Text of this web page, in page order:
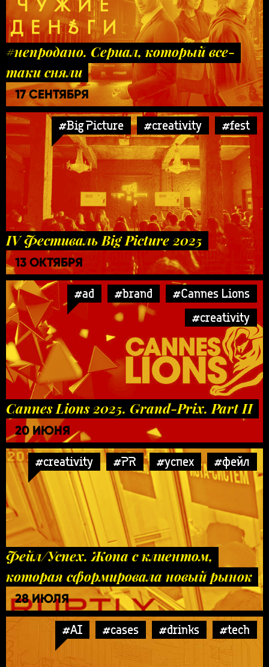
#непродано. Сериал, который все-
таки сняли
17 СЕНТЯБРЯ
#Big Picture #creativity #fest
IV Фестиваль Big Picture 2025
13 ОКТЯБРЯ
#ad #brand
#Cannes Lions
#creativity
Cannes Lions 2025. Grand-Prix. Part II
20 ИЮНЯ
#creativity #PR #успех #фейл
Фейл/Успех. Жопа с клиентом,
которая сформировала новый рынок
28 ИЮЛЯ
#AI #cases #drinks #tech